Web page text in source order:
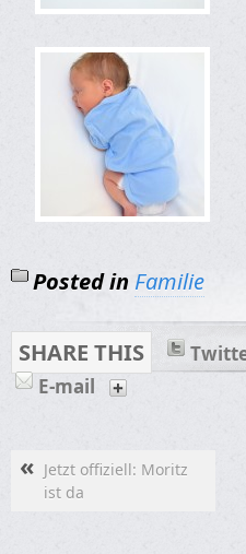
Posted in Familie
SHARE THIS
E-mail
« Jetzt offiziell: Moritz
ist da